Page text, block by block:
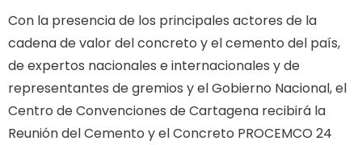
Con la presencia de los principales actores de la
cadena de valor del concreto y el cemento del país,
de expertos nacionales e internacionales y de
representantes de gremios y el Gobierno Nacional, el
Centro de Convenciones de Cartagena recibirá la
Reunión del Cemento y el Concreto PROCEMCO 24